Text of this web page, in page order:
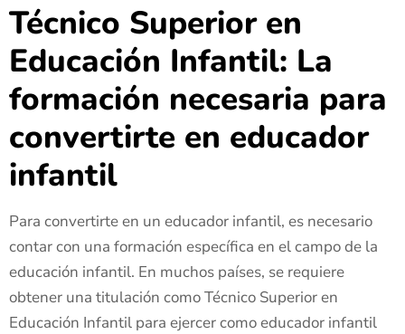
Técnico Superior en
Educación Infantil: La
formación necesaria para
convertirte en educador
infantil
Para convertirte en un educador infantil, es necesario
contar con una formación específica en el campo de la
educación infantil. En muchos países, se requiere
obtener una titulación como Técnico Superior en
Educación Infantil para ejercer como educador infantil